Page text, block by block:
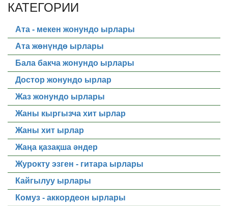
КАТЕГОРИИ
Ата - мекен жонундо ырлары
Ата жөнүндө ырлары
Бала бакча жонундо ырлары
Достор жонундо ырлар
Жаз жонундо ырлары
Жаны кыргызча хит ырлар
Жаны хит ырлар
Жаңа қазақша әндер
Журокту эзген - гитара ырлары
Кайгылуу ырлары
Комуз - аккордеон ырлары